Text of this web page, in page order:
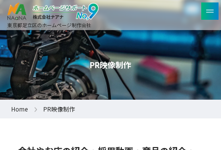
東京都足立区のホームページ制作会社
PR映像制作
Home PR映像制作